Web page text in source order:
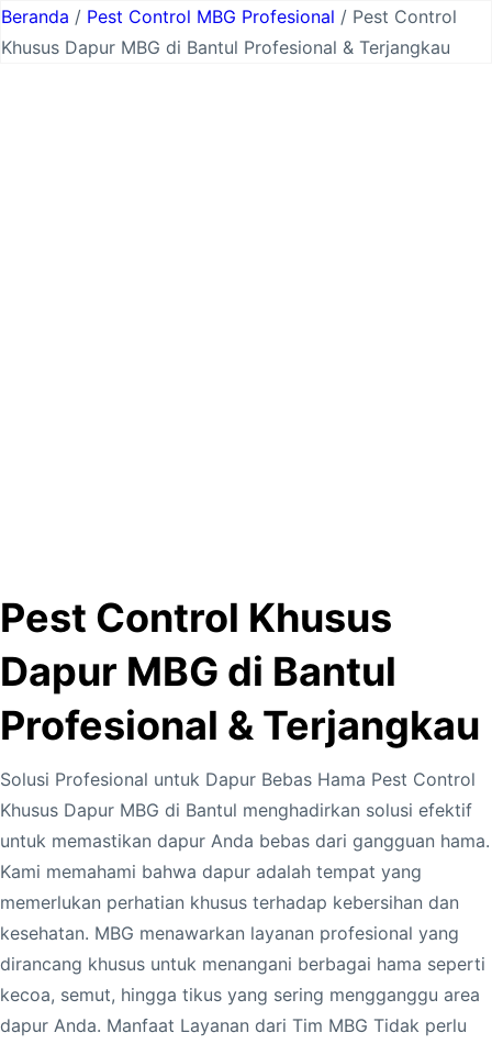
Lewati
ke
Beranda / Pest Control MBG Profesional / Pest Control
Khusus Dapur MBG di Bantul Profesional & Terjangkau
Pest Control Khusus
Dapur MBG di Bantul
Profesional & Terjangkau
Solusi Profesional untuk Dapur Bebas Hama Pest Control
Khusus Dapur MBG di Bantul menghadirkan solusi efektif
untuk memastikan dapur Anda bebas dari gangguan hama.
Kami memahami bahwa dapur adalah tempat yang
memerlukan perhatian khusus terhadap kebersihan dan
kesehatan. MBG menawarkan layanan profesional yang
dirancang khusus untuk menangani berbagai hama seperti
kecoa, semut, hingga tikus yang sering mengganggu area
dapur Anda. Manfaat Layanan dari Tim MBG Tidak perlu